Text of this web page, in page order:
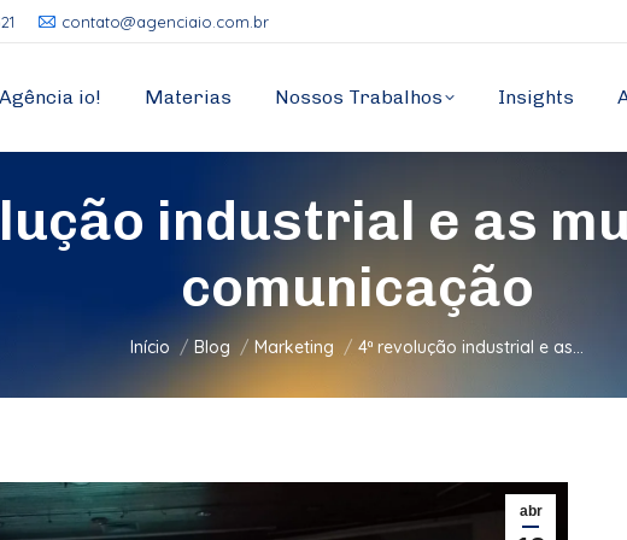
contato@agenciaio.com.br
Agência io! Materias Nossos Trabalhos Insights
industrial e as
comunicação
Você está aqui:
Início Blog Marketing 4ª revolução industrial e as…
abr